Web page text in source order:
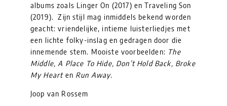
albums zoals Linger On (2017) en Traveling Son
(2019). Zijn stijl mag inmiddels bekend worden
geacht: vriendelijke, intieme luisterliedjes met
een lichte folky-inslag en gedragen door die
innemende stem. Mooiste voorbeelden: The
Middle, A Place To Hide, Don’t Hold Back, Broke
My Hearten Run Away.
Joop van Rossem